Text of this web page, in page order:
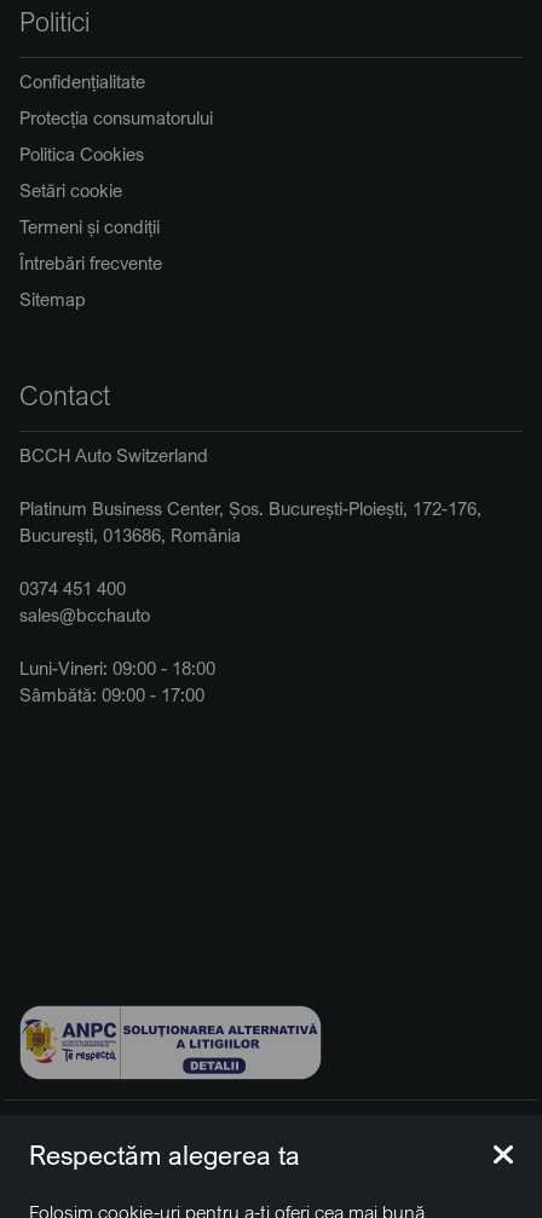
Politici
Confidențialitate
Protecția consumatorului
Politica Cookies
Setări cookie
Termeni și condiții
Întrebări frecvente
Sitemap
Contact
BCCH Auto Switzerland
Platinum Business Center, Șos. București-Ploiești, 172-176,
București, 013686, România
0374 451 400
sales@bcchauto
Luni-Vineri: 09:00 - 18:00
Sâmbătă: 09:00 - 17:00
rezervate.
Respectăm alegerea ta
Folosim cookie-uri pentru a-ți oferi cea mai bună